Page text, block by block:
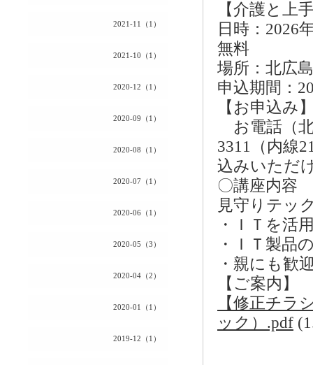
2021-11（1）
2021-10（1）
2020-12（1）
2020-09（1）
2020-08（1）
2020-07（1）
2020-06（1）
2020-05（3）
2020-04（2）
2020-01（1）
2019-12（1）
【介護と上
日時：
無料
場所：北広
申込期間：
【お申込み
お電話（
3311（内線
込みいただ
〇講座内容
見守りテッ
・ＩＴを活
・ＩＴ製品
・親にも歓
【ご案内】
【修正チラ
ック）.pdf